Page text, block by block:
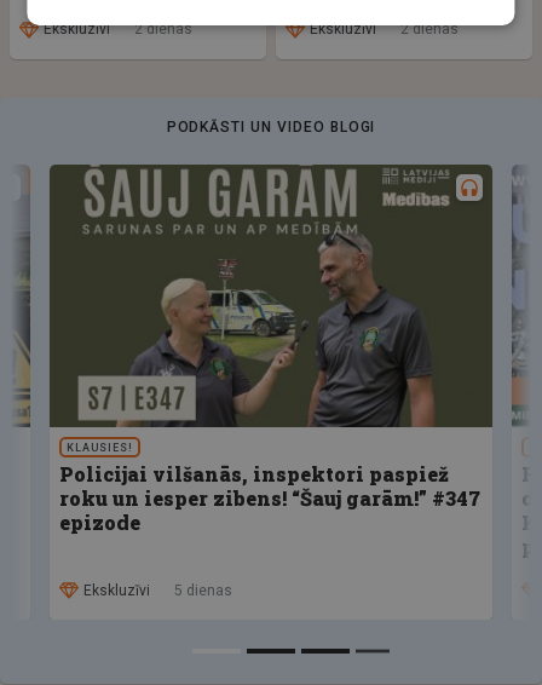
Ekskluzīvi 2 dienas Ekskluzīvi 2 dienas
PODKĀSTI UN VIDEO BLOGI
KLAUSIES!
Policijai vilšanās, inspektori paspiež
roku un iesper zibens! “Šauj garām!” #347
epizode
Ekskluzīvi 5 dienas